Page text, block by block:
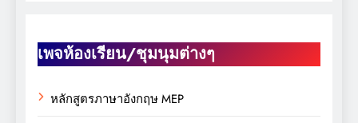
เพจห้องเรียน/ชุมนุมต่างๆ
หลักสูตรภาษาอังกฤษ MEP